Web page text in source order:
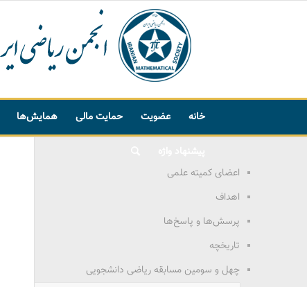
خانه عضویت حمایت مالی همایش‌ها
اعضای کمیته علمی
اهداف
پرسش‌ها و پاسخ‌ها
تاریخچه
چهل و سومین مسابقه ریاضی دانشجویی